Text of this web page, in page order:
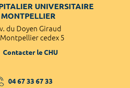
UNIVERSITAIRE
du Doyen Giraud
Montpellier cedex 5
Contacter le CHU
04 67 33 67 33